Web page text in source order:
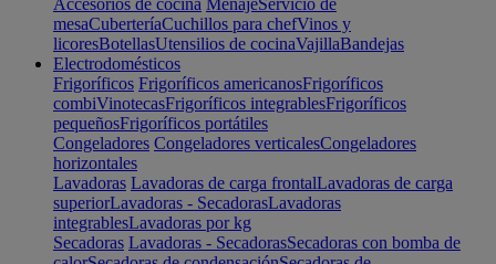
Accesorios de cocina MenajeServicio de
mesaCuberteríaCuchillos para chefVinos y
licoresBotellasUtensilios de cocinaVajillaBandejas
Electrodomésticos
Frigoríficos Frigoríficos americanosFrigoríficos
combiVinotecasFrigoríficos integrablesFrigoríficos
pequeñosFrigoríficos portátiles
Congeladores Congeladores verticalesCongeladores
horizontales
Lavadoras Lavadoras de carga frontalLavadoras de carga
superiorLavadoras - SecadorasLavadoras
integrablesLavadoras por kg
Secadoras Lavadoras - SecadorasSecadoras con bomba de